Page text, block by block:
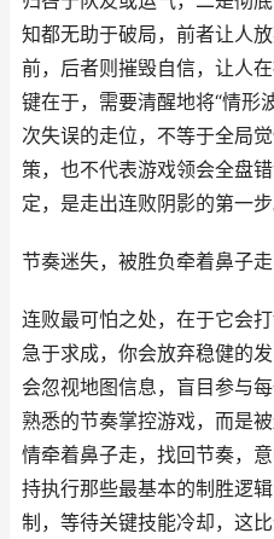
知都无助于破局，前者让人
前，后者则摧毁自信，让人
键在于，需要清醒地将“情形
次失误的走位，不等于全局
策，也不代表游戏领会全盘
定，是走出连败阴影的第一步
节奏迷失，被胜负牵着鼻子走
连败最可怕之处，在于它会
急于求成，你会放弃稳健的
会忽视地图信息，盲目参与
熟悉的节奏掌控游戏，而是
情牵着鼻子走，找回节奏，
持执行那些最基本的制胜逻
制，等待关键技能冷却，这